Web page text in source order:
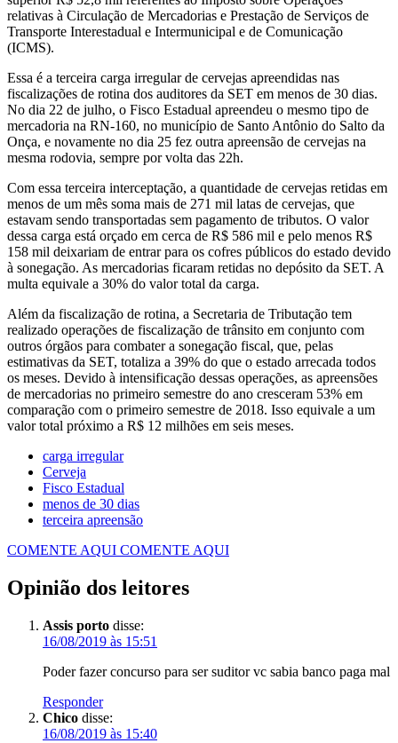
relativas à Circulação de Mercadorias e Prestação de Serviços de
Transporte Interestadual e Intermunicipal e de Comunicação
(ICMS).
Essa é a terceira carga irregular de cervejas apreendidas nas
fiscalizações de rotina dos auditores da SET em menos de 30 dias.
No dia 22 de julho, o Fisco Estadual apreendeu o mesmo tipo de
mercadoria na RN-160, no município de Santo Antônio do Salto da
Onça, e novamente no dia 25 fez outra apreensão de cervejas na
mesma rodovia, sempre por volta das 22h.
Com essa terceira interceptação, a quantidade de cervejas retidas em
menos de um mês soma mais de 271 mil latas de cervejas, que
estavam sendo transportadas sem pagamento de tributos. O valor
dessa carga está orçado em cerca de R$ 586 mil e pelo menos R$
158 mil deixariam de entrar para os cofres públicos do estado devido
à sonegação. As mercadorias ficaram retidas no depósito da SET. A
multa equivale a 30% do valor total da carga.
Além da fiscalização de rotina, a Secretaria de Tributação tem
realizado operações de fiscalização de trânsito em conjunto com
outros órgãos para combater a sonegação fiscal, que, pelas
estimativas da SET, totaliza a 39% do que o estado arrecada todos
os meses. Devido à intensificação dessas operações, as apreensões
de mercadorias no primeiro semestre do ano cresceram 53% em
comparação com o primeiro semestre de 2018. Isso equivale a um
valor total próximo a R$ 12 milhões em seis meses.
carga irregular
Cerveja
Fisco Estadual
menos de 30 dias
terceira apreensão
COMENTE AQUI COMENTE AQUI
Opinião dos leitores
Assis porto disse:
16/08/2019 às 15:51
Poder fazer concurso para ser suditor vc sabia banco paga mal
Responder
Chico disse:
16/08/2019 às 15:40